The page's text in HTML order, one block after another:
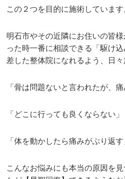
この２つを目的に施術しています
明石市やその近隣にお住いの皆
った時一番に相談できる「駆け
差した整体院になれるよう、日々
「骨は問題ないと言われたが、痛
「どこに行っても良くならない」
「体を動かしたら痛みがぶり返す
こんなお悩みにも本当の原因を